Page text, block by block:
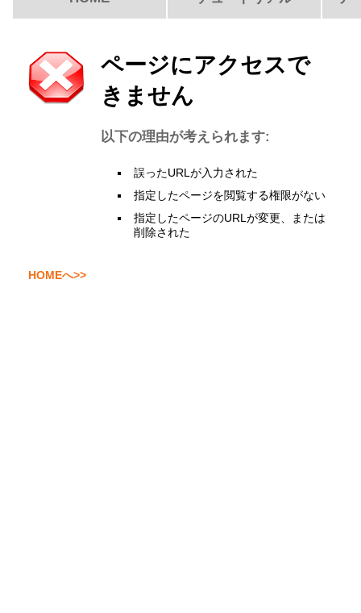
ページにアクセスで
きません
以下の理由が考えられます:
誤ったURLが入力された
指定したページを閲覧する権限がない
指定したページのURLが変更、または
削除された
HOMEへ>>